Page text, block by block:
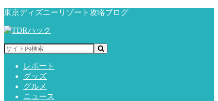
東京ディズニーリゾート攻略ブログ
レポート
グッズ
グルメ
ニュース